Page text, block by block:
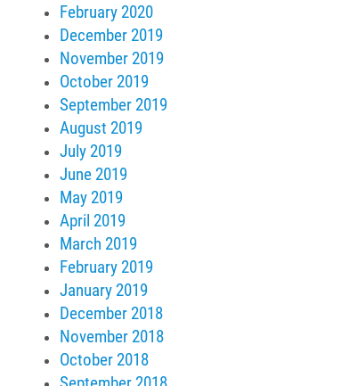
February 2020
December 2019
November 2019
October 2019
September 2019
August 2019
July 2019
June 2019
May 2019
April 2019
March 2019
February 2019
January 2019
December 2018
November 2018
October 2018